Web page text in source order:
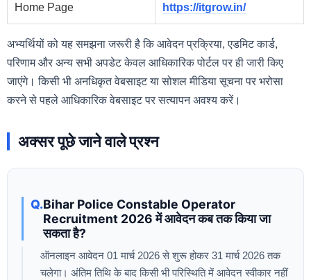
Home Page https://itgrow.in/
अभ्यर्थियों को यह समझना जरूरी है कि आवेदन प्रक्रिया, एडमिट कार्ड,
परिणाम और अन्य सभी अपडेट केवल आधिकारिक पोर्टल पर ही जारी किए
जाएंगे। किसी भी अनधिकृत वेबसाइट या सोशल मीडिया सूचना पर भरोसा
करने से पहले आधिकारिक वेबसाइट पर सत्यापन अवश्य करें।
अक्सर पूछे जाने वाले प्रश्न
Bihar Police Constable Operator
Recruitment 2026 में आवेदन कब तक किया जा
सकता है?
ऑनलाइन आवेदन 01 मार्च 2026 से शुरू होकर 31 मार्च 2026 तक
चलेगा। अंतिम तिथि के बाद किसी भी परिस्थिति में आवेदन स्वीकार नहीं